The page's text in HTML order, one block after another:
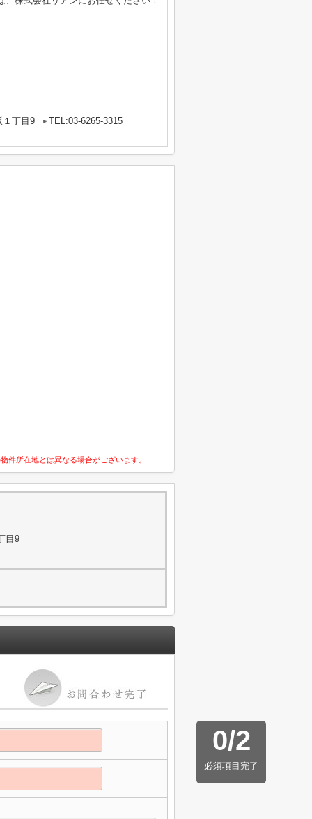
１丁目9 TEL:03-6265-3315
件所在地とは異なる場合がございます。
目9
0/2
必須項目完了